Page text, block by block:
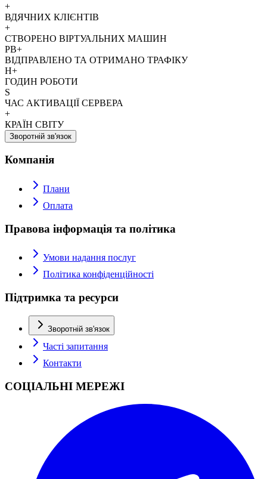
+
ВДЯЧНИХ КЛІЄНТІВ
+
СТВОРЕНО ВІРТУАЛЬНИХ МАШИН
PB+
ВІДПРАВЛЕНО ТА ОТРИМАНО ТРАФІКУ
H+
ГОДИН РОБОТИ
S
ЧАС АКТИВАЦІЇ СЕРВЕРА
+
КРАЇН СВІТУ
Зворотній зв'язок
Компанія
Плани
Оплата
Правова інформація та політика
Умови надання послуг
Політика конфіденційності
Підтримка та ресурси
Зворотній зв'язок
Часті запитання
Контакти
СОЦІАЛЬНІ МЕРЕЖІ